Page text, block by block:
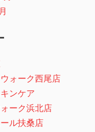
ォーク西尾店
ンケア
ーク浜北店
ル扶桑店